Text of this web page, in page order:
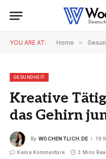
YOU ARE AT: Home »
GESUNDHEIT
Kreative
das Gehirn
By WOCHENTLICH.DE 19
Keine Kommentare 3 Mins